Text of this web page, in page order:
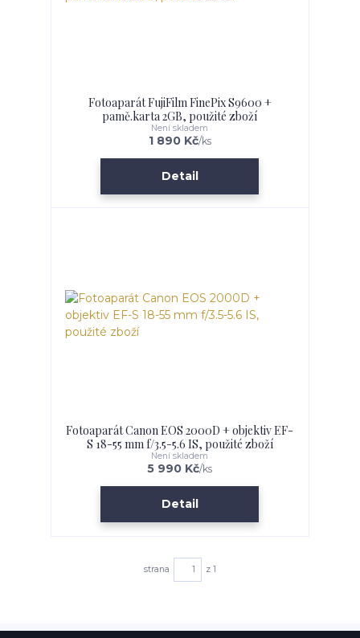
Fotoaparát FujiFilm FinePix S9600 +
pamě.karta 2GB, použité zboží
1 890 Kč/ks
Není skladem
Detail
Fotoaparát Canon EOS 2000D + objektiv EF-
S 18-55 mm f/3.5-5.6 IS, použité zboží
5 990 Kč/ks
Není skladem
Detail
strana z 1